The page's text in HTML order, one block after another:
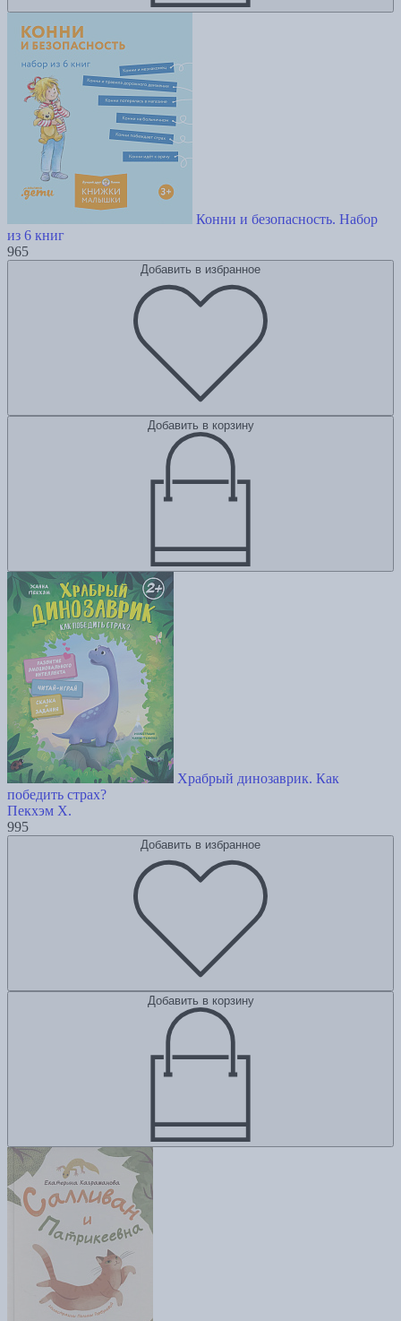
Конни и безопасность. Набор
из 6 книг
965
Добавить в избранное
Добавить в корзину
Храбрый динозаврик. Как
победить страх?
Пекхэм Х.
995
Добавить в избранное
Добавить в корзину